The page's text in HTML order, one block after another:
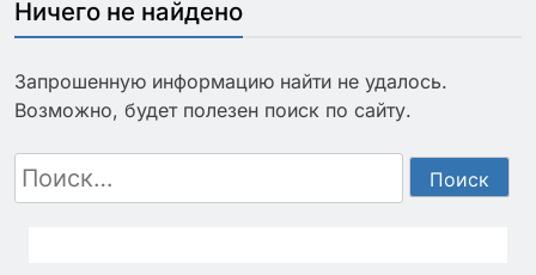
Ничего не найдено
Запрошенную информацию найти не удалось.
Возможно, будет полезен поиск по сайту.
Найти: